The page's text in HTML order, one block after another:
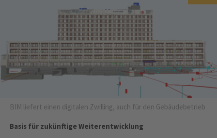
BIM liefert einen digitalen Zwilling, auch für den Gebäudebetrieb
Basis für zukünftige Weiterentwicklung